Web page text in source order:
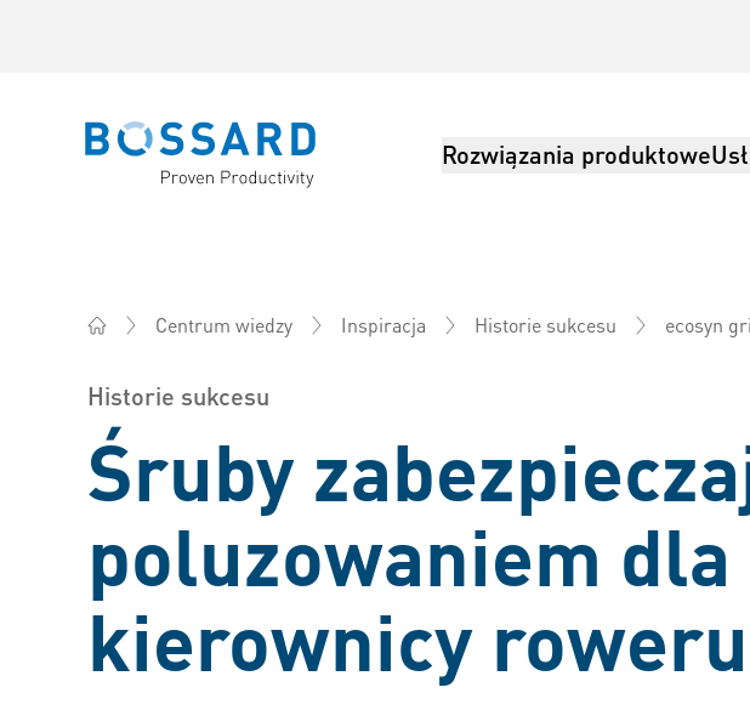
Bossard homepage Rozwiązania produktowe
Centrum wiedzy Inspiracja Historie sukcesu ecosyn
Historie sukcesu
Śruby
poluzowaniem
kierownicy roweru